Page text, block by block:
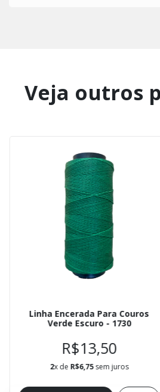
Veja outros
Linha Encerada Para Couros
Verde Escuro - 1730
R$13,50
2x de R$6,75sem juros